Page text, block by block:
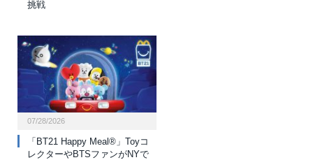
挑戦
07/28/2026
「BT21 Happy Meal®」Toyコ
レクターやBTSファンがNYで